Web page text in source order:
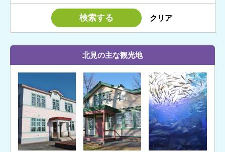
北見の主な観光地